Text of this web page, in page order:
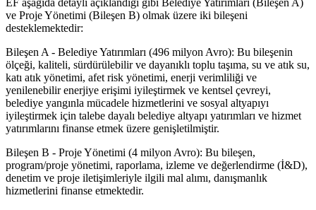
ve Proje Yönetimi (Bileşen B) olmak üzere iki bileşeni
desteklemektedir:
Bileşen A - Belediye Yatırımları (496 milyon Avro): Bu bileşenin
ölçeği, kaliteli, sürdürülebilir ve dayanıklı toplu taşıma, su ve atık su,
katı atık yönetimi, afet risk yönetimi, enerji verimliliği ve
yenilenebilir enerjiye erişimi iyileştirmek ve kentsel çevreyi,
belediye yangınla mücadele hizmetlerini ve sosyal altyapıyı
iyileştirmek için talebe dayalı belediye altyapı yatırımları ve hizmet
yatırımlarını finanse etmek üzere genişletilmiştir.
Bileşen B - Proje Yönetimi (4 milyon Avro): Bu bileşen,
program/proje yönetimi, raporlama, izleme ve değerlendirme (İ&D),
denetim ve proje iletişimleriyle ilgili mal alımı, danışmanlık
hizmetlerini finanse etmektedir.